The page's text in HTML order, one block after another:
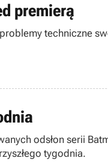
premierą
techniczne
odsłon serii
tygodnia.